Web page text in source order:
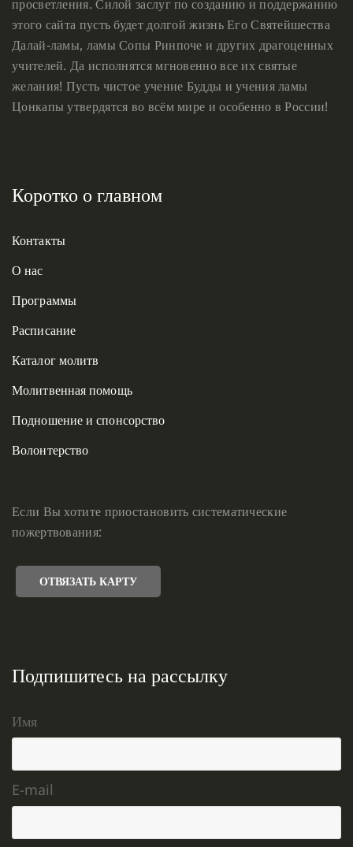
просветления. Силой заслуг по созданию и поддержанию
этого сайта пусть будет долгой жизнь Его Святейшества
Далай-ламы, ламы Сопы Ринпоче и других драгоценных
учителей. Да исполнятся мгновенно все их святые
желания! Пусть чистое учение Будды и учения ламы
Цонкапы утвердятся во всём мире и особенно в России!
Коротко о главном
Контакты
О нас
Программы
Расписание
Каталог молитв
Молитвенная помощь
Подношение и спонсорство
Волонтерство
Если Вы хотите приостановить систематические
пожертвования:
ОТВЯЗАТЬ КАРТУ
Подпишитесь на рассылку
Имя
E-mail